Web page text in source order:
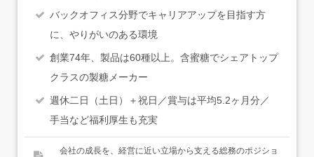
バックオフィス分野でキャリアアップを目指す方
に、やりがいのある環境
創業74年、製品は60種以上。含蜜糖でシェアトップ
クラスの製糖メーカー
週休二日（土日）＋祝日／賞与は平均5.2ヶ月分／
手当など福利厚生も充実
会社の成長を、経営に近い立場から支える総務のポジショ